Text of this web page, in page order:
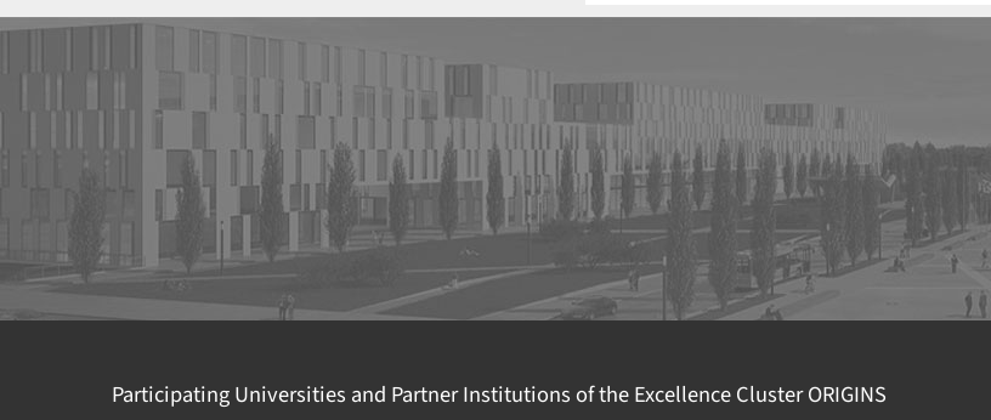
Participating Universities and Partner Institutions of the Excellence ClusterORIGINS